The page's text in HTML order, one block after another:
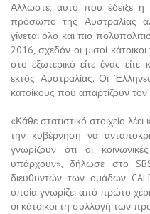
Άλλωστε, αυτό που έδειξε η
πρόσωπο της Αυστραλίας
γίνεται όλο και πιο
2016, σχεδόν οι μισοί
στο εξωτερικό είτε ένας
εκτός Αυστραλίας. Οι
κατοίκους που απαρτίζουν
«Κάθε στατιστικό στοιχείο
την κυβέρνηση να
γνωρίζουν ότι οι
υπάρχουν», δήλωσε στο
διευθυντών των ομάδων
οποία γνωρίζει από πρώτο
οι κάτοικοι τη συλλογή των